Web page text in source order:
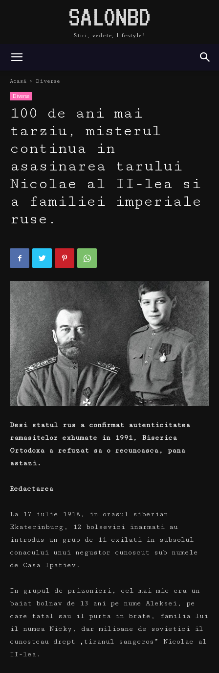
SALONBD
Stiri, vedete, lifestyle!
Acasă Diverse
Diverse
100 de ani mai
tarziu, misterul
continua in
asasinarea tarului
Nicolae al II-lea si
a familiei imperiale
ruse.
Desi statul rus a confirmat autenticitatea
ramasitelor exhumate in 1991, Biserica
Ortodoxa a refuzat sa o recunoasca, pana
astazi.
Redactarea
La 17 iulie 1918, in orasul siberian
Ekaterinburg, 12 bolsevici inarmati au
introdus un grup de 11 exilati in subsolul
conacului unui negustor cunoscut sub numele
de Casa Ipatiev.
In grupul de prizonieri, cel mai mic era un
baiat bolnav de 13 ani pe nume Aleksei, pe
care tatal sau il purta in brate, familia lui
il numea Nicky, dar milioane de sovietici il
cunosteau drept „tiranul sangeros” Nicolae al
II-lea.